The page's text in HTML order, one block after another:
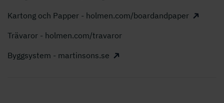
Kartong och Papper - holmen.com/boardandpaper
Trävaror - holmen.com/travaror
Byggsystem - martinsons.se